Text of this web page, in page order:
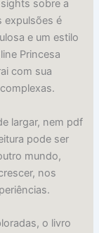
sobre a
expulsões é
e um estilo
Princesa
com sua
largar, nem pdf
pode ser
mundo,
nos
o livro